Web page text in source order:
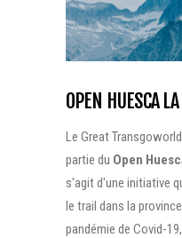
OPEN HUESCA
Le Great
partie du Open
s'agit d'une initiative
le trail dans la
pandémie de Covid-